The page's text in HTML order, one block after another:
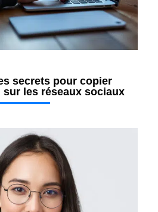
secrets pour copier
les réseaux sociaux